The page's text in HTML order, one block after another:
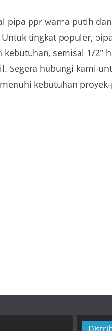
pipa ppr warna putih
tingkat populer,
semisal 1/2″
Segera hubungi kami
kebutuhan